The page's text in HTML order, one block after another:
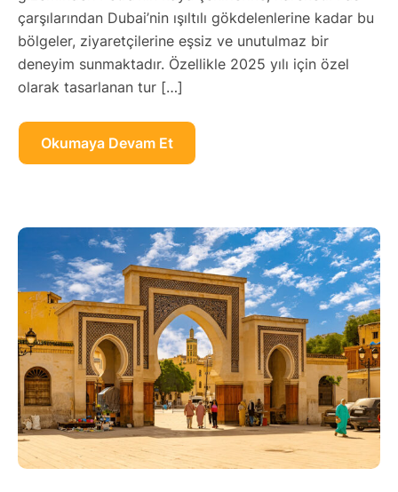
çarşılarından Dubai’nin ışıltılı gökdelenlerine kadar bu
bölgeler, ziyaretçilerine eşsiz ve unutulmaz bir
deneyim sunmaktadır. Özellikle 2025 yılı için özel
olarak tasarlanan tur […]
Okumaya Devam Et